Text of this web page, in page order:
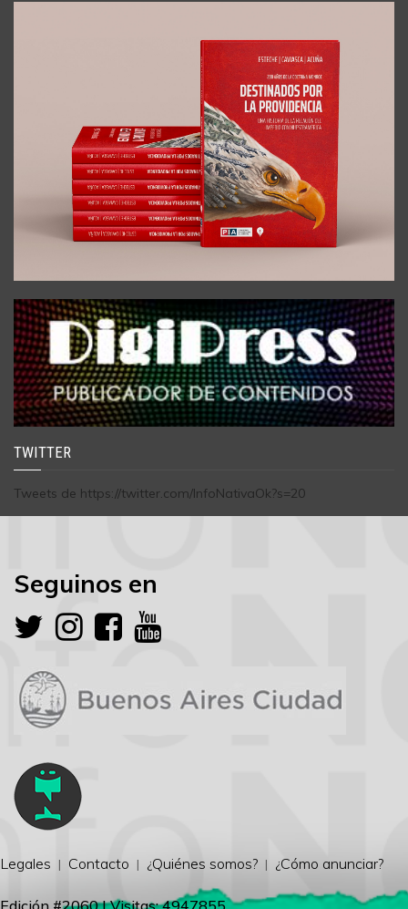
TWITTER
Tweets de https://twitter.com/InfoNativaOk?s=20
Seguinos en
Legales Contacto ¿Quiénes somos? ¿Cómo anunciar?
Edición #2060 | Visitas: 4947855